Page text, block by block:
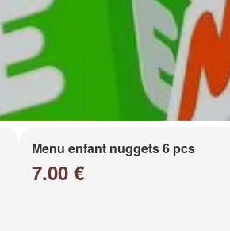
Menu enfant nuggets 6 pcs
7.00 €